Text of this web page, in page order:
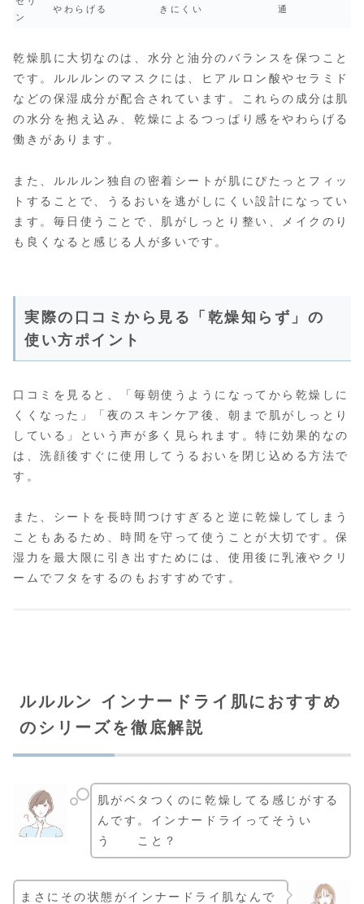
ン
やわらげる
きにくい
通
乾燥肌に大切なのは、水分と油分のバランスを保つこと
です。ルルルンのマスクには、ヒアルロン酸やセラミド
などの保湿成分が配合されています。これらの成分は肌
の水分を抱え込み、乾燥によるつっぱり感をやわらげる
働きがあります。
また、ルルルン独自の密着シートが肌にぴたっとフィッ
トすることで、うるおいを逃がしにくい設計になってい
ます。毎日使うことで、肌がしっとり整い、メイクのり
も良くなると感じる人が多いです。
実際の口コミから見る「乾燥知らず」の
使い方ポイント
口コミを見ると、「毎朝使うようになってから乾燥しに
くくなった」「夜のスキンケア後、朝まで肌がしっとり
している」という声が多く見られます。特に効果的なの
は、洗顔後すぐに使用してうるおいを閉じ込める方法で
す。
また、シートを長時間つけすぎると逆に乾燥してしまう
こともあるため、時間を守って使うことが大切です。保
湿力を最大限に引き出すためには、使用後に乳液やクリ
ームでフタをするのもおすすめです。
ルルルン インナードライ肌におすすめ
のシリーズを徹底解説
肌がベタつくのに乾燥してる感じがする
んです。インナードライってそうい
う こと？
まさにその状態がインナードライ肌なんで